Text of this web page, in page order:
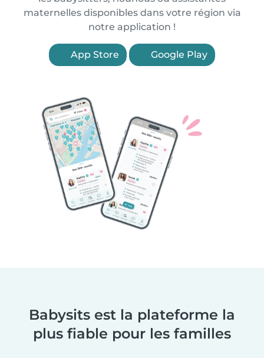
maternelles disponibles dans votre région via
notre application !
App Store Google Play
Babysits est la plateforme la
plus fiable pour les familles